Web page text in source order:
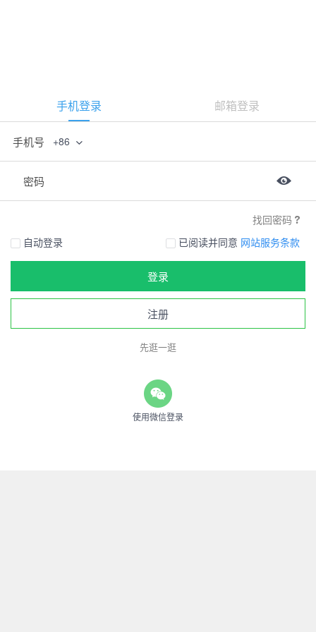
手机登录 邮箱登录
手机号 +86
密码
找回密码
自动登录
已阅读并同意 网站服务条款
登录
注册
先逛一逛
使用微信登录